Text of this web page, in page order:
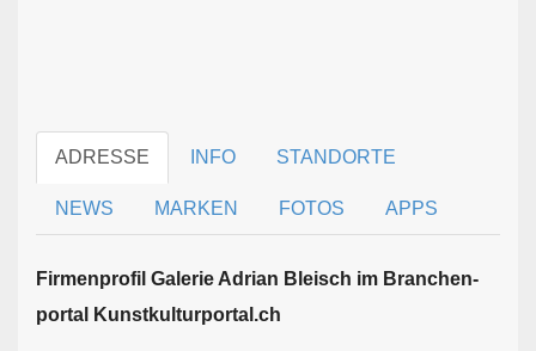
ADRESSE INFO STANDORTE
NEWS MARKEN FOTOS APPS
Firmen­profil Galerie Adrian Bleisch im Branchen­
portal Kunstkulturportal.ch